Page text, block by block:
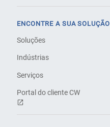
ENCONTRE A SUA SOLUÇÃO
Soluções
Indústrias
Serviços
Portal do cliente CW